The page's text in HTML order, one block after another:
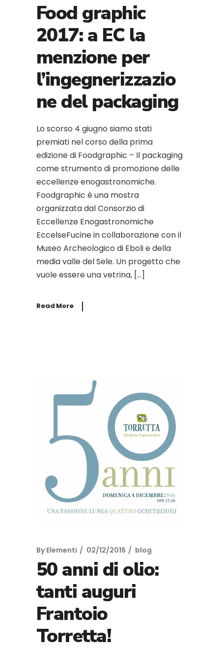
Food graphic
2017: a EC la
menzione per
l’ingegnerizzazio
ne del packaging
Lo scorso 4 giugno siamo stati
premiati nel corso della prima
edizione di Foodgraphic – Il packaging
come strumento di promozione delle
eccellenze enogastronomiche.
Foodgraphic è una mostra
organizzata dal Consorzio di
Eccellenze Enogastronomiche
EccelseFucine in collaborazione con il
Museo Archeologico di Eboli e della
media valle del Sele. Un progetto che
vuole essere una vetrina, […]
Read More
By Elementi 02/12/2016 blog
50 anni di olio:
tanti auguri
Frantoio
Torretta!